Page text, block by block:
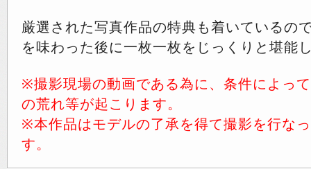
厳選された写真作品の特典も着いているの
を味わった後に一枚一枚をじっくりと堪能
※撮影現場の動画である為に、条件によっ
の荒れ等が起こります。
※本作品はモデルの了承を得て撮影を行な
す。